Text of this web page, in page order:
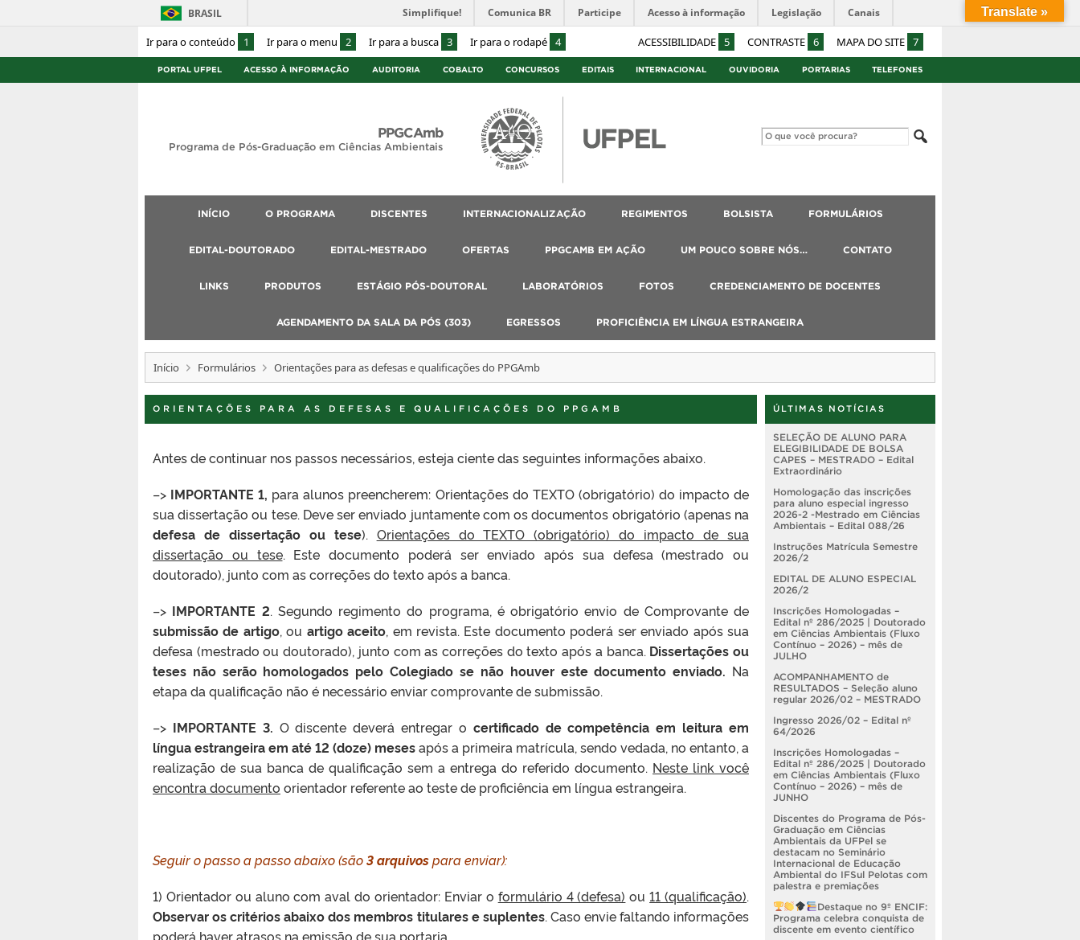
Ir para o conteúdo 1 Ir para o menu 2 Ir para a busca 3 Ir para o rodapé 4 ACESSIBILIDADE 5 CONTRASTE 6 MAPA DO SITE 7
BRASIL Simplifique! Comunica BR Participe Acesso à informação Legislação Canais
PORTAL UFPEL ACESSO À INFORMAÇÃO AUDITORIA COBALTO CONCURSOS EDITAIS INTERNACIONAL OUVIDORIA PORTARIAS TELEFONES
PPGCAmb
Programa de Pós-Graduação em Ciências Ambientais
INÍCIO O PROGRAMA DISCENTES INTERNACIONALIZAÇÃO REGIMENTOS BOLSISTA FORMULÁRIOS
EDITAL-DOUTORADO EDITAL-MESTRADO OFERTAS PPGCAMB EM AÇÃO UM POUCO SOBRE NÓS… CONTATO
LINKS PRODUTOS ESTÁGIO PÓS-DOUTORAL LABORATÓRIOS FOTOS CREDENCIAMENTO DE DOCENTES
AGENDAMENTO DA SALA DA PÓS (303) EGRESSOS PROFICIÊNCIA EM LÍNGUA ESTRANGEIRA
Início Formulários Orientações para as defesas e qualificações do PPGAmb
ORIENTAÇÕES PARA AS DEFESAS E QUALIFICAÇÕES DO PPGAMB
Antes de continuar nos passos necessários, esteja ciente das seguintes informações abaixo.
–> IMPORTANTE 1, para alunos preencherem: Orientações do TEXTO (obrigatório) do impacto de
sua dissertação ou tese. Deve ser enviado juntamente com os documentos obrigatório (apenas na
defesa de dissertação ou tese). Orientações do TEXTO (obrigatório) do impacto de sua
dissertação ou tese. Este documento poderá ser enviado após sua defesa (mestrado ou
doutorado), junto com as correções do texto após a banca.
–> IMPORTANTE 2. Segundo regimento do programa, é obrigatório envio de Comprovante de
submissão de artigo, ou artigo aceito, em revista. Este documento poderá ser enviado após sua
defesa (mestrado ou doutorado), junto com as correções do texto após a banca. Dissertações ou
teses não serão homologados pelo Colegiado se não houver este documento enviado. Na
etapa da qualificação não é necessário enviar comprovante de submissão.
–> IMPORTANTE 3. O discente deverá entregar o certificado de competência em leitura em
língua estrangeira em até 12 (doze) mesesapós a primeira matrícula, sendo vedada, no entanto, a
realização de sua banca de qualificação sem a entrega do referido documento. Neste link você
encontra documento orientador referente ao teste de proficiência em língua estrangeira.
Seguir o passo a passo abaixo (são3 arquivospara enviar):
1) Orientador ou aluno com aval do orientador: Enviar o formulário 4 (defesa) ou11 (qualificação).
Observar os critérios abaixo dos membros titulares e suplentes. Caso envie faltando informações
poderá haver atrasos na emissão de sua portaria.
ÚLTIMAS NOTÍCIAS
SELEÇÃO DE ALUNO PARA
ELEGIBILIDADE DE BOLSA
CAPES – MESTRADO – Edital
Extraordinário
Homologação das inscrições
para aluno especial ingresso
2026-2 -Mestrado em Ciências
Ambientais – Edital 088/26
Instruções Matrícula Semestre
2026/2
EDITAL DE ALUNO ESPECIAL
2026/2
Inscrições Homologadas –
Edital nº 286/2025 | Doutorado
em Ciências Ambientais (Fluxo
Contínuo – 2026) – mês de
JULHO
ACOMPANHAMENTO de
RESULTADOS – Seleção aluno
regular 2026/02 – MESTRADO
Ingresso 2026/02 – Edital nº
64/2026
Inscrições Homologadas –
Edital nº 286/2025 | Doutorado
em Ciências Ambientais (Fluxo
Contínuo – 2026) – mês de
JUNHO
Discentes do Programa de Pós-
Graduação em Ciências
Ambientais da UFPel se
destacam no Seminário
Internacional de Educação
Ambiental do IFSul Pelotas com
palestra e premiações
Destaque no 9º ENCIF:
Programa celebra conquista de
discente em evento científico
Translate »